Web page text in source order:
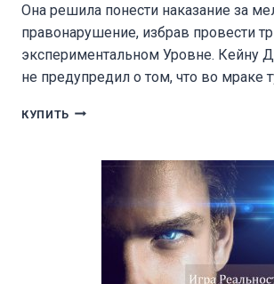
Она решила понести наказание за
правонарушение, избрав провести
экспериментальном Уровне. Кейну
не предупредил о том, что во мраке
КУПИТЬ ХВОСТ